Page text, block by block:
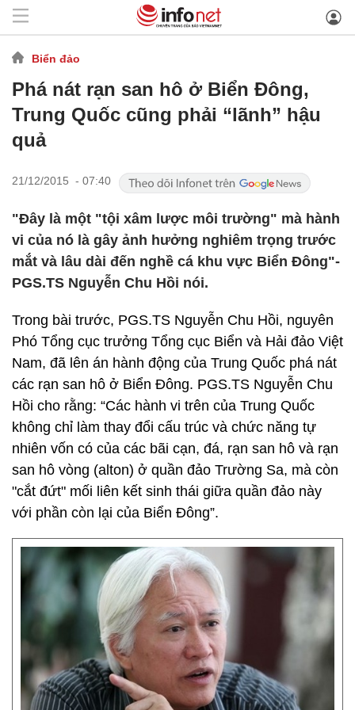
Biển đảo
Phá nát rạn san hô ở Biển Đông,
Trung Quốc cũng phải “lãnh” hậu
quả
21/12/2015 - 07:40
"Đây là một "tội xâm lược môi trường" mà hành
vi của nó là gây ảnh hưởng nghiêm trọng trước
mắt và lâu dài đến nghề cá khu vực Biển Đông"-
PGS.TS Nguyễn Chu Hồi nói.
Trong bài trước, PGS.TS Nguyễn Chu Hồi, nguyên
Phó Tổng cục trưởng Tổng cục Biển và Hải đảo Việt
Nam, đã lên án hành động của Trung Quốc phá nát
các rạn san hô ở Biển Đông. PGS.TS Nguyễn Chu
Hồi cho rằng: “Các hành vi trên của Trung Quốc
không chỉ làm thay đổi cấu trúc và chức năng tự
nhiên vốn có của các bãi cạn, đá, rạn san hô và rạn
san hô vòng (alton) ở quần đảo Trường Sa, mà còn
"cắt đứt" mối liên kết sinh thái giữa quần đảo này
với phần còn lại của Biển Đông”.